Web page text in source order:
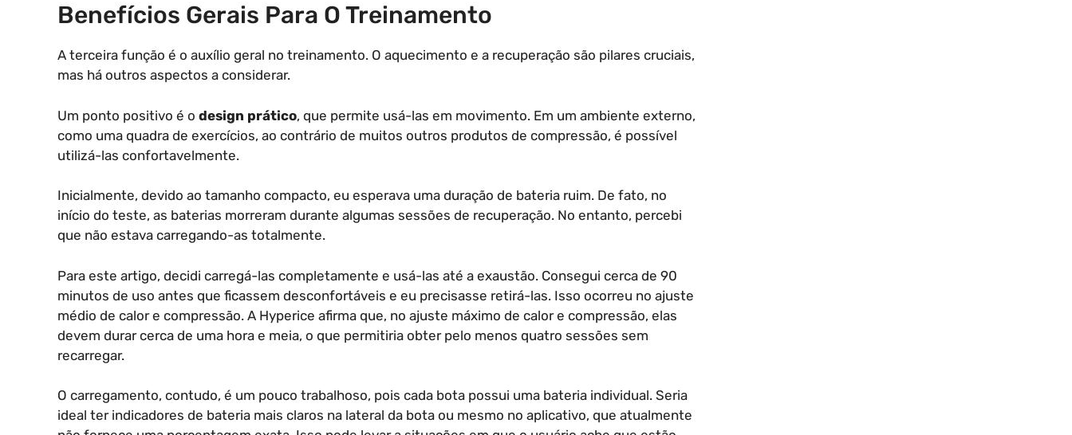
Benefícios Gerais Para O Treinamento
A terceira função é o auxílio geral no treinamento. O aquecimento e a recuperação são pilares cruciais,
mas há outros aspectos a considerar.
Um ponto positivo é o design prático, que permite usá-las em movimento. Em um ambiente externo,
como uma quadra de exercícios, ao contrário de muitos outros produtos de compressão, é possível
utilizá-las confortavelmente.
Inicialmente, devido ao tamanho compacto, eu esperava uma duração de bateria ruim. De fato, no
início do teste, as baterias morreram durante algumas sessões de recuperação. No entanto, percebi
que não estava carregando-as totalmente.
Para este artigo, decidi carregá-las completamente e usá-las até a exaustão. Consegui cerca de 90
minutos de uso antes que ficassem desconfortáveis e eu precisasse retirá-las. Isso ocorreu no ajuste
médio de calor e compressão. A Hyperice afirma que, no ajuste máximo de calor e compressão, elas
devem durar cerca de uma hora e meia, o que permitiria obter pelo menos quatro sessões sem
recarregar.
O carregamento, contudo, é um pouco trabalhoso, pois cada bota possui uma bateria individual. Seria
ideal ter indicadores de bateria mais claros na lateral da bota ou mesmo no aplicativo, que atualmente